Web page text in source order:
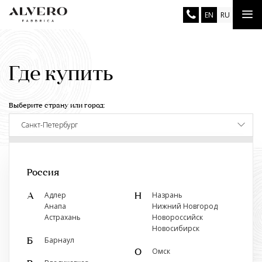
Перейти
EN RU
Где купить
Выберите страну или город:
Санкт-Петербург
Россия
А
Адлер
Анапа
Астрахань
Б Барнаул
Н
Назрань
Нижний Новгород
Новороссийск
Новосибирск
О Омск
Фирменные магазины